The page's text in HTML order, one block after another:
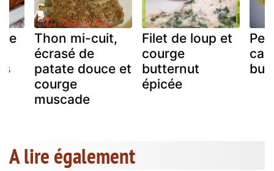
Thon mi-cuit,
écrasé de
patate douce et
courge
muscade
Filet de loup et
courge
butternut
épicée
A lire également